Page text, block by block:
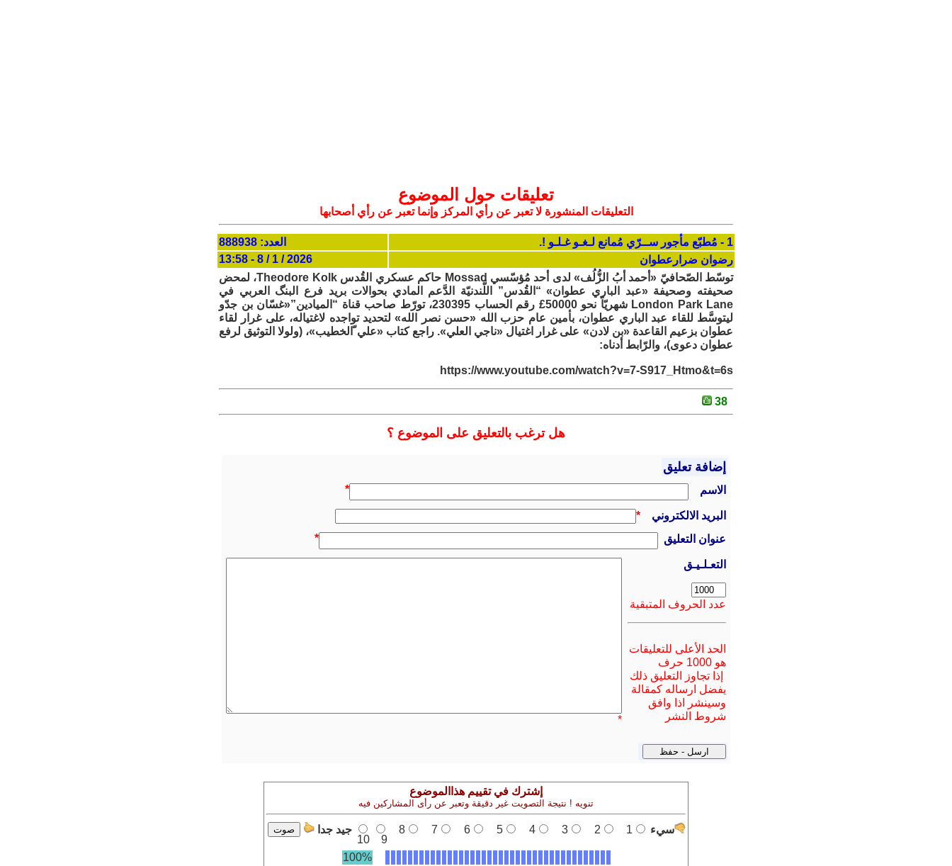
تعليقات حول الموضوع
التعليقات المنشورة لا تعبر عن رأي المركز وإنما تعبر عن رأي أصحابها
1 - مُطبّع مأجور ســرّي مُمانع لـغـو غـلـو !.
العدد: 888938
رضوان ضرارعطوان
2026 / 1 / 8 - 13:58
توسّط الصّحافيّ «أحمد أبُ الزُّلُف» لدى أحد مُؤسّسي Mossad حاكم عسكري القُدس Theodore Kolk، لمحض
صحيفته وصحيفة «عبد الباري عطوان» “القُدس” اللَّندنيّة الدَّعم المادي بحوالات بريد فرع البنگ العربي في
London Park Lane شهريّاً نحو 50000£ رقم الحساب 230395، تورّط صاحب قناة “الميادين”«غسّان بن جدّو
ليتوسَّط للقاء عبد الباري عطوان، بأمين عام حزب الله «حسن نصر الله» لتحديد تواجده لاغتياله، على غرار لقاء
عطوان بزعيم القاعدة «بن لادن» على غرار اغتيال «ناجي العلي». راجع كتاب «علي ّالخطيب»، (ولولا التوثيق لرفع
عطوان دعوى)، والرّابط أدناه:
https://www.youtube.com/watch?v=7-S917_Htmo&t=6s
38
هل ترغب بالتعليق على الموضوع ؟
إضافة تعليق
الاسم *
البريد الالكتروني
*
عنوان التعليق
*
التعـلـيـق
عدد الحروف المتبقية
الحد الأعلى للتعليقات
هو 1000 حرف
إذا تجاوز التعليق ذلك
يفضل ارساله كمقالة
وسينشر اذا وافق
شروط النشر
*
إشترك في تقييم هذاالموضوع
تنويه ! نتيجة التصويت غير دقيقة وتعبر عن رأى المشاركين فيه
سيء 1
2
3
4
5
6
7
8
9
10
جيد جدا
100%